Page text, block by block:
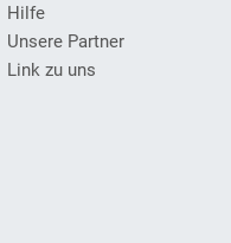
Hilfe
Unsere Partner
Link zu uns